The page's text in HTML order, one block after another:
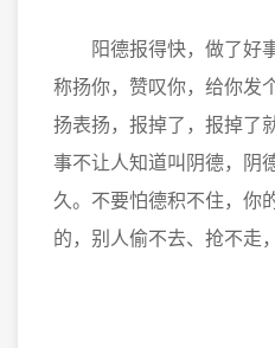
阳德报得快，做了好
称扬你，赞叹你，给你发
扬表扬，报掉了，报掉了
事不让人知道叫阴德，阴
久。不要怕德积不住，你
的，别人偷不去、抢不走